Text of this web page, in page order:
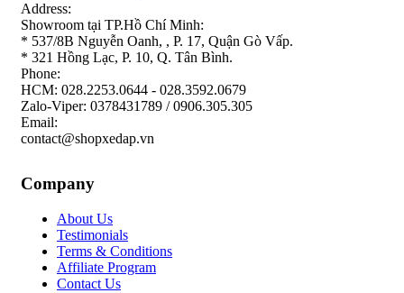
Address:
Showroom tại TP.Hồ Chí Minh:
* 537/8B Nguyễn Oanh, , P. 17, Quận Gò Vấp.
* 321 Hồng Lạc, P. 10, Q. Tân Bình.
Phone:
HCM: 028.2253.0644 - 028.3592.0679
Zalo-Viper: 0378431789 / 0906.305.305
Email:
contact@shopxedap.vn
Company
About Us
Testimonials
Terms & Conditions
Affiliate Program
Contact Us